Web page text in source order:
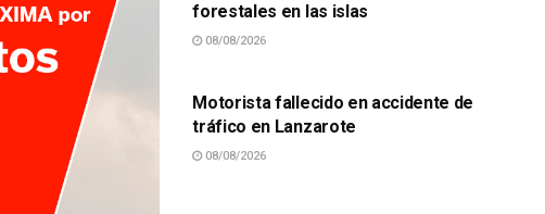
forestales en las islas
08/08/2026
Motorista fallecido en accidente de
tráfico en Lanzarote
08/08/2026